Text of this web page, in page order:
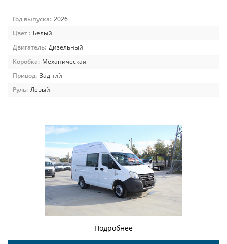
Год выпуска: 2026
Цвет : Белый
Двигатель: Дизельный
Коробка: Механическая
Привод: Задний
Руль: Левый
Подробнее